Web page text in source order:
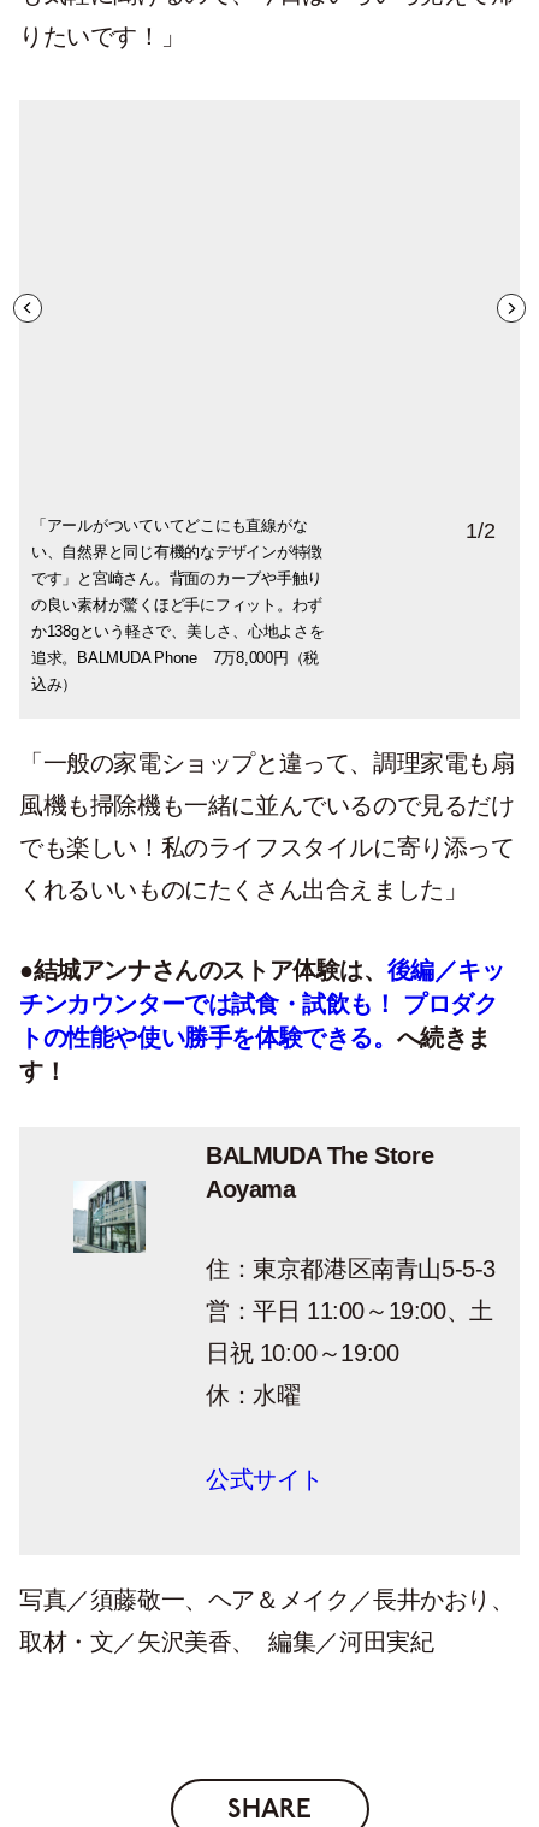
りたいです！」
「アールがついていてどこにも直線がな
い、自然界と同じ有機的なデザインが特徴
です」と宮崎さん。背面のカーブや手触り
の良い素材が驚くほど手にフィット。わず
か138gという軽さで、美しさ、心地よさを
追求。BALMUDA Phone 7万8,000円（税
込み）
独自のアプリも操作が簡単で使いやすいと
結城アンナさん。「粉まみれの手でも料理
の写真が片手で簡単にキレイに撮れるの。
メモを好きな順番に並べ替えられることも
今日教えてもらってよかった。これは便
利！」
1/2
「一般の家電ショップと違って、調理家電も扇
風機も掃除機も一緒に並んでいるので見るだけ
でも楽しい！私のライフスタイルに寄り添って
くれるいいものにたくさん出合えました」
●結城アンナさんのストア体験は、 後編／キッ
チンカウンターでは試食・試飲も！ プロダク
トの性能や使い勝手を体験できる。 へ続きま
す！
BALMUDA The Store
Aoyama
住：東京都港区南青山5-5-3
営：平日 11:00～19:00、土
日祝 10:00～19:00
休：水曜
公式サイト
写真／須藤敬一、ヘア＆メイク／長井かおり、
取材・文／矢沢美香、 編集／河田実紀
SHARE